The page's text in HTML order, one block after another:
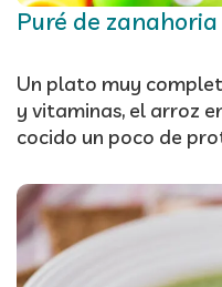
Puré de
Un plato muy
y vitaminas, el arroz
cocido un poco de